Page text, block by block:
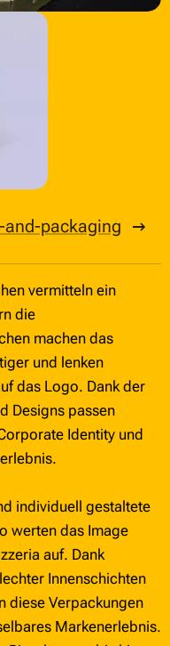
and-packaging
vermitteln ein
die
machen das
und lenken
das Logo. Dank der
Designs passen
Identity und
individuell gestaltete
werten das Image
auf. Dank
Innenschichten
diese Verpackungen
Markenerlebnis.